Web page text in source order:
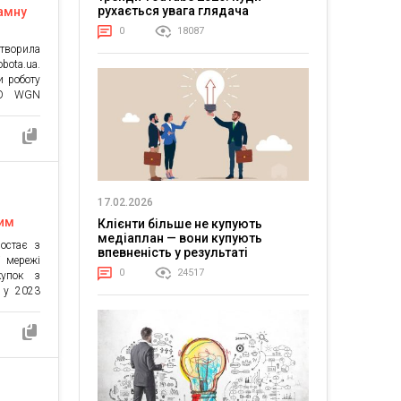
роботу
WGN
з
з
у 2023
–
10%
рухається увага глядача
0 18087
17.02.2026
Клієнти більше не купують
медіаплан — вони купують
впевненість у результаті
0 24517